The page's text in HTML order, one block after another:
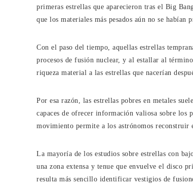
primeras estrellas que aparecieron tras el Big
que los materiales más pesados aún no se habían
Con el paso del tiempo, aquellas estrellas
procesos de fusión nuclear, y al estallar al
riqueza material a las estrellas que nacerían
Por esa razón, las estrellas pobres en metales
capaces de ofrecer información valiosa sobre
movimiento permite a los astrónomos reconstruir
La mayoría de los estudios sobre estrellas con
una zona extensa y tenue que envuelve el disco
resulta más sencillo identificar vestigios de